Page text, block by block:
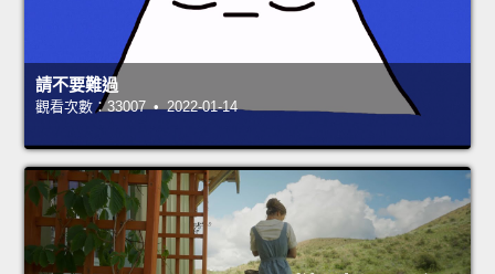
請不要難過
觀看次數：33007 • 2022-01-14